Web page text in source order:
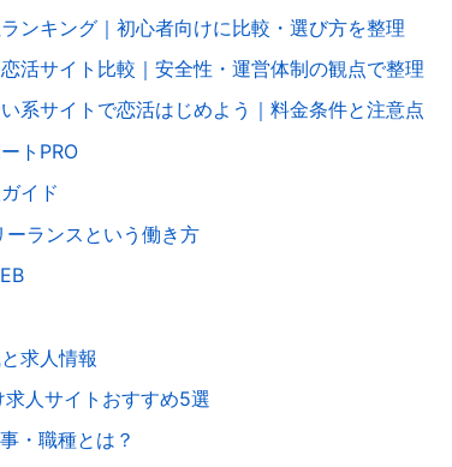
ンキング｜初心者向けに比較・選び方を整理
活サイト比較｜安全性・運営体制の観点で整理
系サイトで恋活はじめよう｜料金条件と注意点
トPRO
イド
ランスという働き方
求人情報
人サイトおすすめ5選
・職種とは？